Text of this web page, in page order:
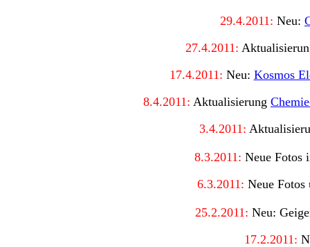
29.4.2011: Neu:
27.4.2011:
17.4.2011: Neu: Kosmos
8.4.2011: Aktualisierung
3.4.2011:
8.3.2011: Neue Fotos
6.3.2011: Neue Fotos
25.2.2011: Neu:
17.2.2011: